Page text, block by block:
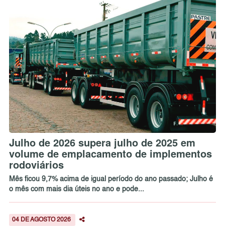
Julho de 2026 supera julho de 2025 em
volume de emplacamento de implementos
rodoviários
Mês ficou 9,7% acima de igual período do ano passado; Julho é
o mês com mais dia úteis no ano e pode...
04 DE AGOSTO 2026